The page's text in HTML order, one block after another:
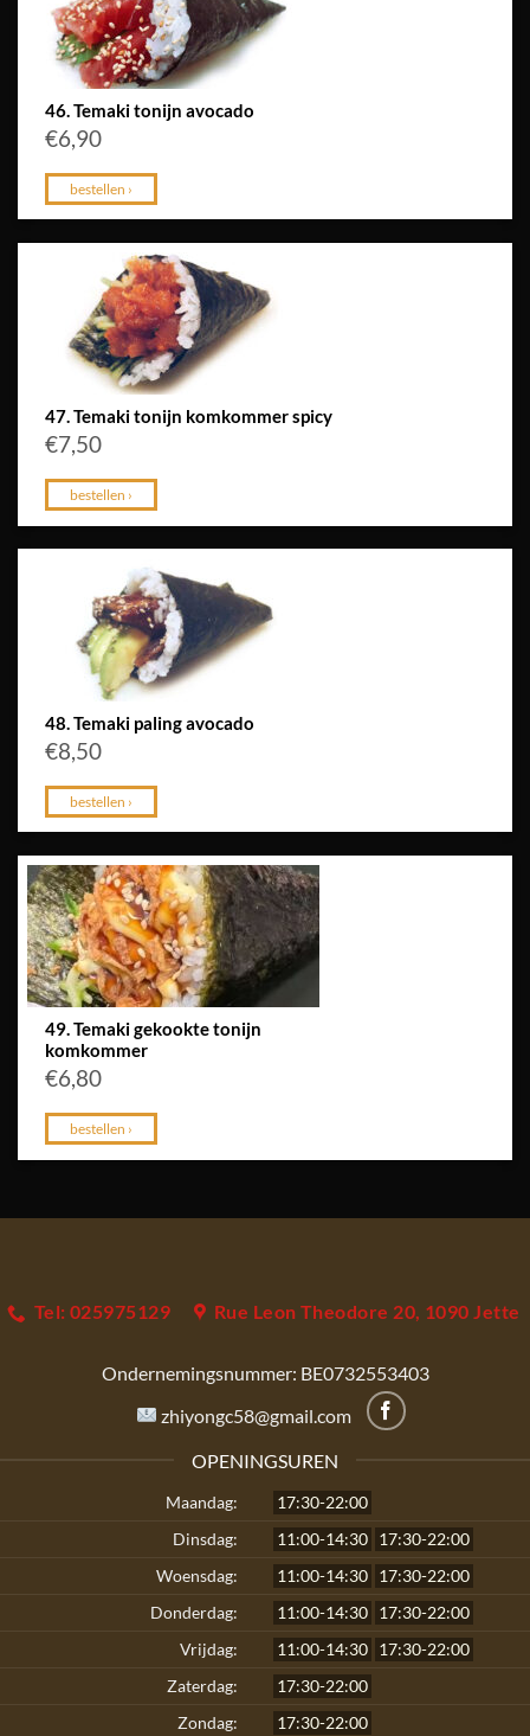
46. Temaki tonijn avocado
€6,90
bestellen ›
47. Temaki tonijn komkommer spicy
€7,50
bestellen ›
48. Temaki paling avocado
€8,50
bestellen ›
49. Temaki gekookte tonijn
komkommer
€6,80
bestellen ›
Tel: 025975129 Rue Leon Theodore 20, 1090 Jette
Ondernemingsnummer: BE0732553403
zhiyongc58@gmail.com
OPENINGSUREN
Maandag:
17:30-22:00
Dinsdag:
11:00-14:30 17:30-22:00
Woensdag:
11:00-14:30 17:30-22:00
Donderdag:
11:00-14:30 17:30-22:00
Vrijdag:
11:00-14:30 17:30-22:00
Zaterdag:
17:30-22:00
Zondag:
17:30-22:00